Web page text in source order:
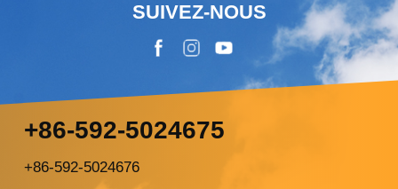
SUIVEZ-NOUS
+86-592-5024675
+86-592-5024676